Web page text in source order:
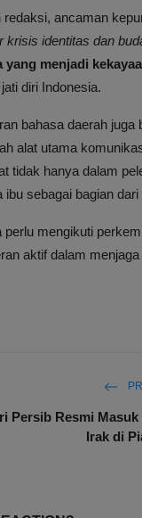
redaksi, ancaman
krisis identitas dan
yang menjadi
diri Indonesia.
bahasa daerah
alat utama
tidak hanya dalam
ibu sebagai bagian
perlu mengikuti
aktif dalam
Persib Resmi Masuk
Irak di